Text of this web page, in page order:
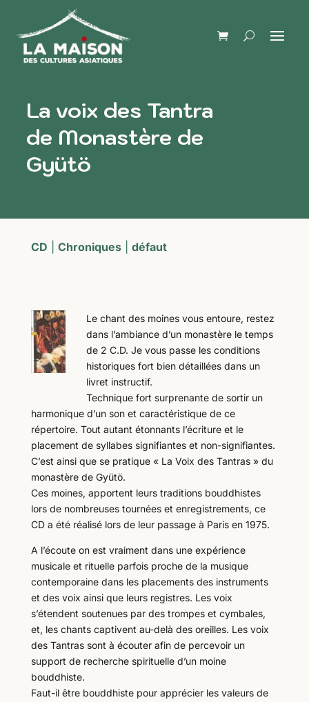
La voix des Tantra
de Monastère de
Gyütö
CD Chroniques| défaut
Le chant des moines vous entoure, restez
dans l’ambiance d’un monastère le temps
de 2 C.D. Je vous passe les conditions
historiques fort bien détaillées dans un
livret instructif.
Technique fort surprenante de sortir un
harmonique d’un son et caractéristique de ce
répertoire. Tout autant étonnants l’écriture et le
placement de syllabes signifiantes et non-signifiantes.
C’est ainsi que se pratique « La Voix des Tantras » du
monastère de Gyütö.
Ces moines, apportent leurs traditions bouddhistes
lors de nombreuses tournées et enregistrements, ce
CD a été réalisé lors de leur passage à Paris en 1975.
A l’écoute on est vraiment dans une expérience
musicale et rituelle parfois proche de la musique
contemporaine dans les placements des instruments
et des voix ainsi que leurs registres. Les voix
s’étendent soutenues par des trompes et cymbales,
et, les chants captivent au-delà des oreilles. Les voix
des Tantras sont à écouter afin de percevoir un
support de recherche spirituelle d’un moine
bouddhiste.
Faut-il être bouddhiste pour apprécier les valeurs de